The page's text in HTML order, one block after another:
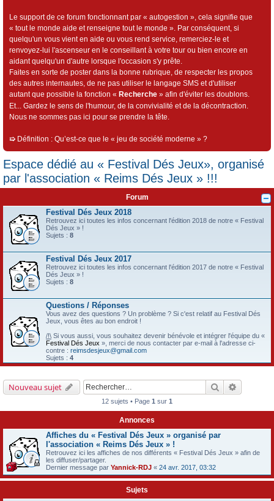
Le support de ce forum fonctionnant par « autogestion », cela signifie que
« tout le monde aide et renseigne tout le monde ». Par conséquent, si
quelqu'un vous vient en aide ou vous rend service, remerciez-le et
renvoyez-lui l'ascenseur en le conseillant à votre tour ou bien encore en
aidant quelqu'un d'autre lorsque l'occasion s'y prête.
Faites en sorte de poster dans la bonne rubrique, de respecter les propos
des autres internautes, de ne pas utiliser le langage SMS et d'utiliser
autant que possible la fonction « Recherche » afin d'éviter les doublons.
Et... Gardez le sens de l'humour, de la convivialité et de la décontraction.
Nous ne sommes pas ici pour se prendre la tête.
➯ Définition : Qu’est-ce que le « jeu de société moderne » ?
Espace dédié au « Festival Dés Jeux», organisé
par l'association « Reims Dés Jeux » !!!
Forum
Festival Dés Jeux 2018
Retrouvez ici toutes les infos concernant l'édition 2018 de notre « Festival
Dés Jeux » !
Sujets : 8
Festival Dés Jeux 2017
Retrouvez ici toutes les infos concernant l'édition 2017 de notre « Festival
Dés Jeux » !
Sujets : 8
Questions / Réponses
Vous avez des questions ? Un problème ? Si c'est relatif au Festival Dés
Jeux, vous êtes au bon endroit !
/!\ Si vous aussi, vous souhaitez devenir bénévole et intégrer l'équipe du «
Festival Dés Jeux », merci de nous contacter par e-mail à l'adresse ci-
contre : reimsdesjeux@gmail.com
Sujets : 4
Nouveau sujet Rechercher
12 sujets • Page 1 sur 1
Annonces
Affiches du « Festival Dés Jeux » organisé par
l'association « Reims Dés Jeux » !
Retrouvez ici les affiches de nos différents « Festival Dés Jeux » afin de
les diffuser/partager.
Dernier message par Yannick-RDJ « 24 avr. 2017, 03:32
Sujets